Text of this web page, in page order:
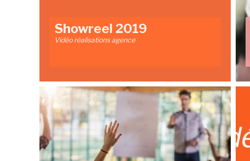
Showreel 2019
Vidéo réalisations agence